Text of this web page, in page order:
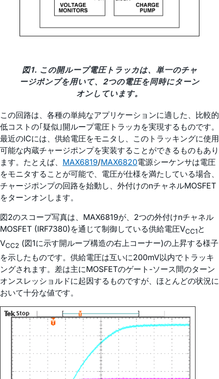
図1. この開ループ電圧トラッカは、単一のチャ
ージポンプを用いて、2つの電圧を同時にターン
オンしています。
この回路は、各種の単純なアプリケーションに適した、比較的
低コストの｢疑似｣開ループ電圧トラッカを実現するものです。
最近のICには、供給電圧をモニタし、このトラッキングに使用
可能な内蔵チャージポンプを実装することができるものもあり
ます。たとえば、 MAX6819/MAX6820電源シーケンサは電圧
をモニタすることが可能で、電圧が仕様を満たしている場合、
チャージポンプの回路を始動し、外付けのnチャネルMOSFET
をターンオンします。
図2のスコープ写真は、MAX6819が、2つの外付けnチャネル
MOSFET (IRF7380)を通じて制御している供給電圧VCC1と
VCC2 (図1に示す開ループ構造の右上コーナー)の上昇する様子
を示したものです。供給電圧は互いに200mV以内でトラッキ
ングされます。差は主にMOSFETのゲート-ソース間のターン
オンスレッショルドに起因するものですが、ほとんどの状況に
おいて十分な値です。